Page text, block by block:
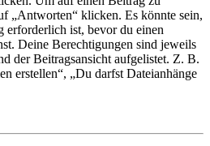
„Antworten“ klicken. Es könnte sein,
erforderlich ist, bevor du einen
Deine Berechtigungen sind jeweils
der Beitragsansicht aufgelistet. Z. B.
erstellen“, „Du darfst Dateianhänge